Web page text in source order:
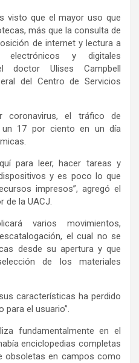
visto que el mayor uso que
más que la consulta de
de internet y lectura a
electrónicos y digitales
doctor Ulises Campbell
del Centro de Servicios
coronavirus, el tráfico de
un 17 por ciento en un día
para leer, hacer tareas y
y es poco lo que
impresos”, agregó el
de la UACJ.
varios movimientos,
el cual no se
desde su apertura y que
de los materiales
características ha perdido
para el usuario”.
fundamentalmente en el
enciclopedias completas
obsoletas en campos como